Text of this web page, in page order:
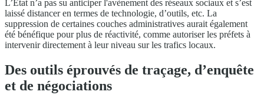
L’État n’a pas su anticiper l'avènement des réseaux sociaux et s’est
laissé distancer en termes de technologie, d’outils, etc. La
suppression de certaines couches administratives aurait également
été bénéfique pour plus de réactivité, comme autoriser les préfets à
intervenir directement à leur niveau sur les trafics locaux.
Des outils éprouvés de traçage, d’enquête
et de négociations